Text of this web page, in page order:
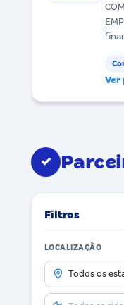
Ver
✓
Filtros
LOCALIZAÇÃO